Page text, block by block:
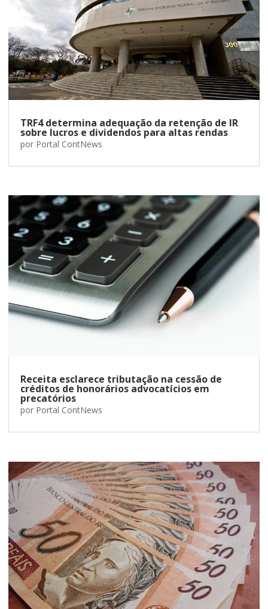
TRF4 determina adequação da retenção de IR
sobre lucros e dividendos para altas rendas
por Portal ContNews
Receita esclarece tributação na cessão de
créditos de honorários advocatícios em
precatórios
por Portal ContNews